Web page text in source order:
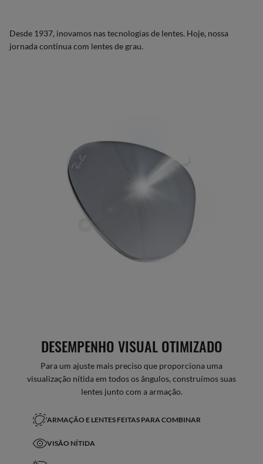
Desde 1937, inovamos nas tecnologias de lentes. Hoje, nossa
jornada continua com lentes de grau.
DESEMPENHO VISUAL OTIMIZADO
Para um ajuste mais preciso que proporciona uma
visualização nítida em todos os ângulos, construímos suas
lentes junto com a armação.
ARMAÇÃO E LENTES FEITAS PARA COMBINAR
VISÃO NÍTIDA